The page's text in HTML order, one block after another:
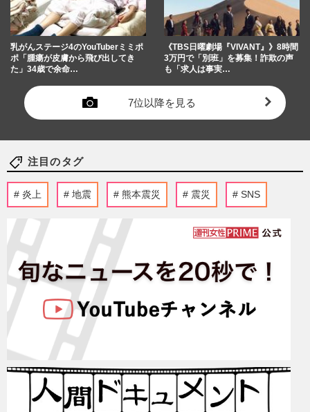
乳がんステージ4のYouTuberミミポ
ポ「腫瘍が皮膚から飛び出してき
た」34歳で余命…
《TBS日曜劇場『VIVANT』》8時間
3万円で「別班」を募集！詐欺の声
も「求人は事実…
7位以降を見る
注目のタグ
炎上 地震 熊本震災 震災 SNS